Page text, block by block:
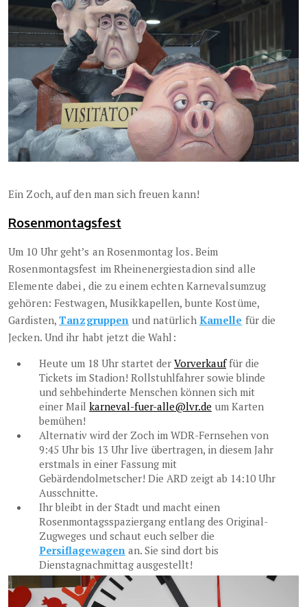
Ein Zoch, auf den man sich freuen kann!
Rosenmontagsfest
Um 10 Uhr geht’s an Rosenmontag los. Beim
Rosenmontagsfest im Rheinenergiestadion sind alle
Elemente dabei , die zu einem echten Karnevalsumzug
gehören: Festwagen, Musikkapellen, bunte Kostüme,
Gardisten,Tanzgruppen und natürlich Kamelle für die
Jecken. Und ihr habt jetzt die Wahl:
Heute um 18 Uhr startet der Vorverkauffür die
Tickets im Stadion! Rollstuhlfahrer sowie blinde
und sehbehinderte Menschen können sich mit
einer Mail karneval-fuer-alle@lvr.de um Karten
bemühen!
Alternativ wird der Zoch im WDR-Fernsehen von
9:45 Uhr bis 13 Uhr live übertragen, in diesem Jahr
erstmals in einer Fassung mit
Gebärdendolmetscher! Die ARD zeigt ab 14:10 Uhr
Ausschnitte.
Ihr bleibt in der Stadt und macht einen
Rosenmontagsspaziergang entlang des Original-
Zugweges und schaut euch selber die
Persiflagewagen an. Sie sind dort bis
Dienstagnachmittag ausgestellt!